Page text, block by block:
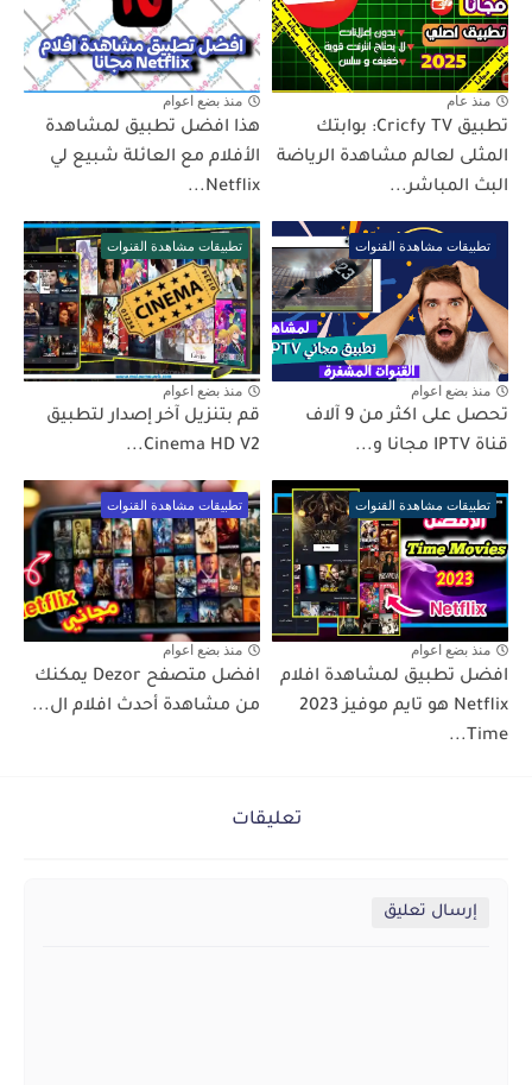
منذ عام
تطبيق Cricfy TV: بوابتك
المثلى لعالم مشاهدة الرياضة
البث المباشر...
منذ بضع اعوام
هذا افضل تطبيق لمشاهدة
الأفلام مع العائلة شبيع لي
Netflix...
تطبيقات مشاهدة القنوات
منذ بضع اعوام
تحصل على اكثر من 9 آلاف
قناة IPTV مجانا و...
تطبيقات مشاهدة القنوات
منذ بضع اعوام
قم بتنزيل آخر إصدار لتطبيق
Cinema HD V2...
تطبيقات مشاهدة القنوات
منذ بضع اعوام
افضل تطبيق لمشاهدة افلام
Netflix هو تايم موفيز 2023
Time...
تطبيقات مشاهدة القنوات
منذ بضع اعوام
افضل متصفح Dezor يمكنك
من مشاهدة أحدث افلام ال...
تعليقات
إرسال تعليق